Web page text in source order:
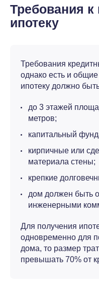
Требования к
ипотеку
Требования
однако есть и
ипотеку должно
до 3 этажей
метров;
капитальный
кирпичные или
материала стены;
крепкие
дом должен быть
инженерными
Для получения
одновременно для
дома, то размер
превышать 70% от